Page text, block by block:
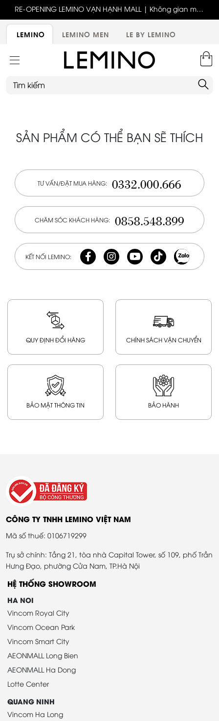
RE-OPENING LEMINO VẠN HẠNH MALL | Không gian mới,
trải nghiệm mới, ưu đãi tri ân đặc biệt
LEMINO
LEMINO MEN LE BY LEMINO
SẢN PHẨM CÓ THỂ BẠN SẼ THÍCH
TƯ VẤN/ĐẶT MUA HÀNG: 0332.000.666
CHĂM SÓC KHÁCH HÀNG: 0858.548.899
KẾT NỐI LEMINO:
QUY ĐỊNH ĐỔI HÀNG CHÍNH SÁCH VẬN CHUYỂN
BẢO MẬT THÔNG TIN BẢO HÀNH
CÔNG TY TNHH LEMINO VIỆT NAM
Mã số thuế: 0106719299
Trụ sở chính: Tầng 21, tòa nhà Capital Tower, số 109, phố Trần
Hưng Đạo, phường Cửa Nam, TP.Hà Nội
HỆ THỐNG SHOWROOM
HA NOI
Vincom Royal City
Vincom Ocean Park
Vincom Smart City
AEONMALL Long Bien
AEONMALL Ha Dong
Lotte Center
QUANG NINH
Vincom Ha Long